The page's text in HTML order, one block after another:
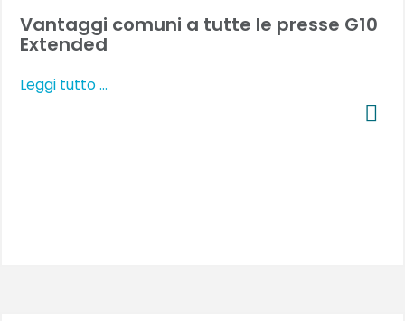
Vantaggi comuni a tutte le presse G10
Extended
Leggi tutto …